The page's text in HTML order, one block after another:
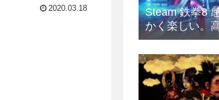
2020.03.18
Steam 鉄拳8
かく楽しい。
ので2回)。